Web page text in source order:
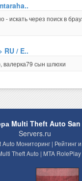
- искать через поиск в
RU / E..
валерка79 сын шлюхи
Multi Theft Auto
Servers.ru
Мониторинг | Рейтинг
Theft Auto | MTA